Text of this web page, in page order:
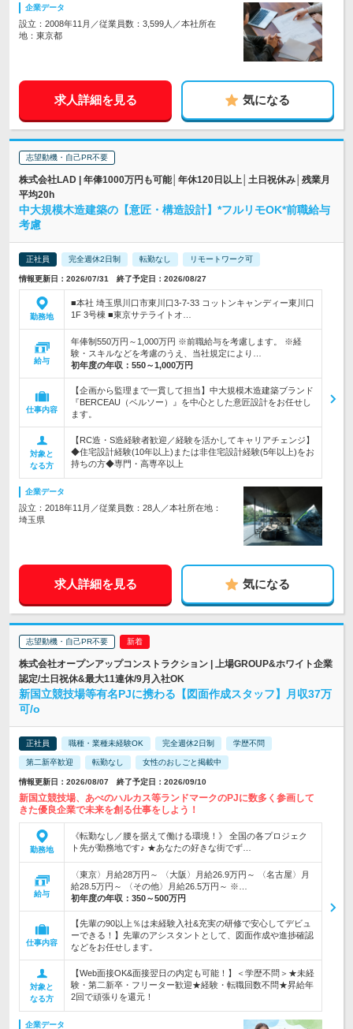
企業データ
設立：2008年11月／従業員数：3,599人／本社所在
地：東京都
求人詳細を見る 気になる
志望動機・自己PR不要
株式会社LAD | 年俸1000万円も可能│年休120日以上│土日祝休み│残業月
平均20h
中大規模木造建築の【意匠・構造設計】*フルリモOK*前職給与
考慮
正社員 完全週休2日制 転勤なし リモートワーク可
情報更新日：2026/07/31 終了予定日：2026/08/27
勤務地
■本社 埼玉県川口市東川口3-7-33 コットンキャンディー東川口
1F 3号棟 ■東京サテライトオ…
給与
年俸制550万円～1,000万円 ※前職給与を考慮します。 ※経
験・スキルなどを考慮のうえ、当社規定により…
初年度の年収： 550～1,000万円
仕事内容
【企画から監理まで一貫して担当】中大規模木造建築ブランド
『BERCEAU（ベルソー）』を中心とした意匠設計をお任せし
ます。
対象と
なる方
【RC造・S造経験者歓迎／経験を活かしてキャリアチェンジ】
◆住宅設計経験(10年以上)または非住宅設計経験(5年以上)をお
持ちの方◆専門・高専卒以上
企業データ
設立：2018年11月／従業員数：28人／本社所在地：
埼玉県
求人詳細を見る 気になる
志望動機・自己PR不要
株式会社オープンアップコンストラクション | 上場GROUP&ホワイト企業
認定/土日祝休&最大11連休/9月入社OK
新国立競技場等有名PJに携わる【図面作成スタッフ】月収37万
可/o
正社員 職種・業種未経験OK 完全週休2日制 学歴不問
第二新卒歓迎 転勤なし 女性のおしごと掲載中
情報更新日：2026/08/07 終了予定日：2026/09/10
新国立競技場、あべのハルカス等ランドマークのPJに数多く参画して
きた優良企業で未来を創る仕事をしよう！
勤務地
《転勤なし／腰を据えて働ける環境！》 全国の各プロジェク
ト先が勤務地です♪ ★あなたの好きな街でず…
給与
〈東京〉月給28万円～ 〈大阪〉月給26.9万円～ 〈名古屋〉月
給28.5万円～ 〈その他〉月給26.5万円～ ※…
初年度の年収： 350～500万円
仕事内容
【先輩の90以上％は未経験入社&充実の研修で安心してデビュ
ーできる！】先輩のアシスタントとして、図面作成や進捗確認
などをお任せします。
対象と
なる方
【Web面接OK&面接翌日の内定も可能！】＜学歴不問＞★未経
験・第二新卒・フリーター歓迎★経験・転職回数不問★昇給年
2回で頑張りを還元！
企業データ